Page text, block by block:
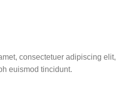
consectetuer adipiscing elit,
euismod tincidunt.